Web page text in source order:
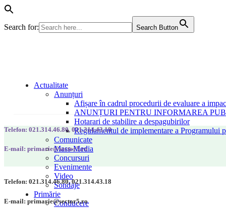
Search for: Search Button
Actualitate
Anunțuri
Afișare în cadrul procedurii de evaluare a
ANUNȚURI PENTRU INFORMAREA
Hotarari de stabilire a despagubirilor
Regulamentul de implementare a Programului
Comunicate
Mass-Media
Concursuri
Evenimente
Video
Sondaje
Primărie
Conducere
Telefon: 021.314.46.80, 021.314.43.18
E-mail: primarie@sector5.ro
Telefon: 021.314.46.80, 021.314.43.18
E-mail: primarie@sector5.ro